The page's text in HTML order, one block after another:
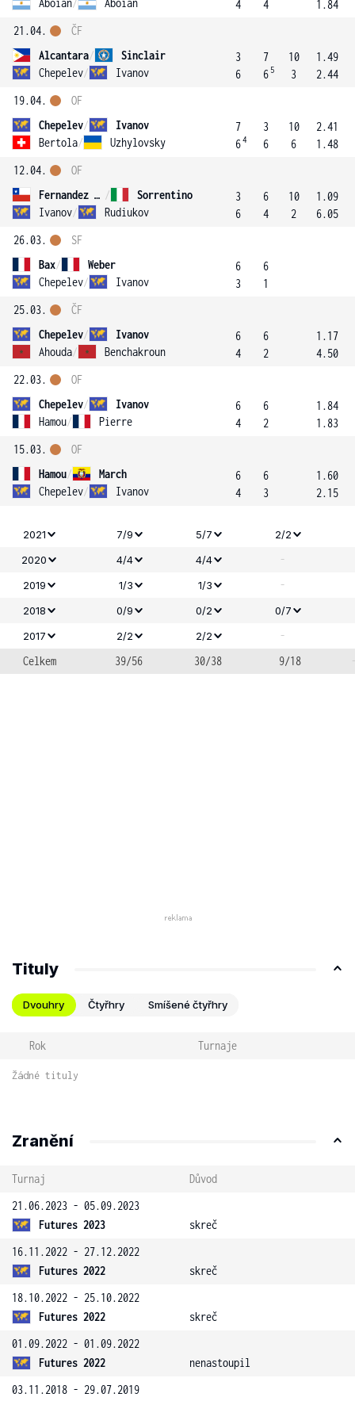
4 4
1.84
21.04.
Alcantara/
Sinclair
Chepelev/ Ivanov
ČF
3
6
7
6 5
10
3
1.49
2.44
19.04.
Chepelev/
Ivanov
Bertola/ Uzhylovsky
OF
7
64
3
6
10
6
2.41
1.48
12.04.
Fernandez Flores /
Sorrentino
Ivanov/ Rudiukov
OF
3
6
6
4
10
2
1.09
6.05
26.03.
Bax/
Weber
Chepelev/ Ivanov
SF
6
3
6
1
25.03.
Chepelev/
Ivanov
Ahouda/ Benchakroun
ČF
6
4
6
2
1.17
4.50
22.03.
Chepelev/
Ivanov
Hamou/ Pierre
OF
6
4
6
2
1.84
1.83
15.03.
Hamou/
March
Chepelev/ Ivanov
OF
6
4
6
3
1.60
2.15
2021 7/9 5/7
2/2
2020
4/4 4/4 -
2019 1/3 1/3 -
2018 0/9 0/2
0/7
2017
2/2 2/2
-
Celkem
39/56 30/38 9/18
Tituly
Dvouhry Čtyřhry Smíšené čtyřhry
Rok Turnaje
Žádné tituly
Zranění
Turnaj
Důvod
21.06.2023 - 05.09.2023
Futures 2023
skreč
16.11.2022 - 27.12.2022
Futures 2022
skreč
18.10.2022 - 25.10.2022
Futures 2022
skreč
01.09.2022 - 01.09.2022
Futures 2022
nenastoupil
03.11.2018 - 29.07.2019